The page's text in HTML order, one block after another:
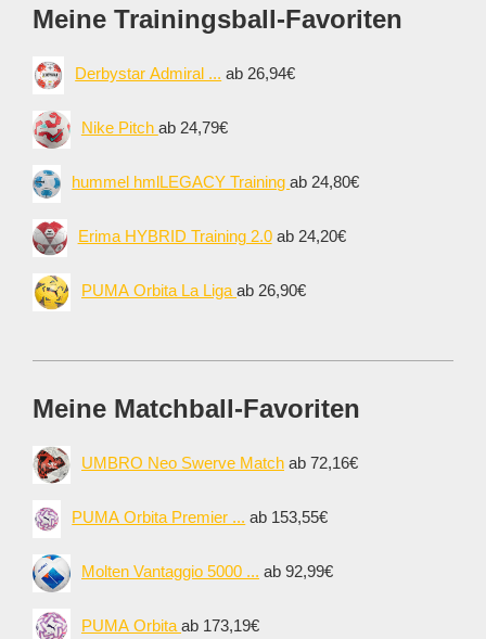
Meine Trainingsball-Favoriten
Derbystar Admiral ... ab 26,94€
Nike Pitch ab 24,79€
hummel hmlLEGACY Trainingab 24,80€
Erima HYBRID Training 2.0ab 24,20€
PUMA Orbita La Liga ab 26,90€
Meine Matchball-Favoriten
UMBRO Neo Swerve Match ab 72,16€
PUMA Orbita Premier ... ab 153,55€
Molten Vantaggio 5000 ... ab 92,99€
PUMA Orbita ab 173,19€